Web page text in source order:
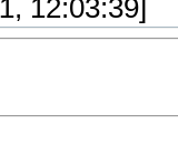
12:03:39]